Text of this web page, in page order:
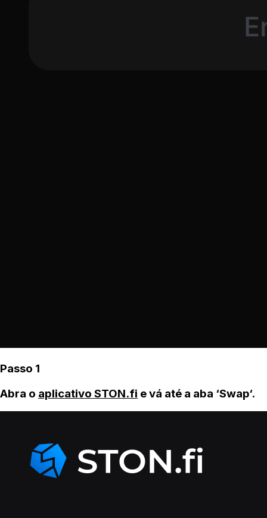
Passo 1
Abra o aplicativo STON.fi e vá até a aba ‘Swap‘.